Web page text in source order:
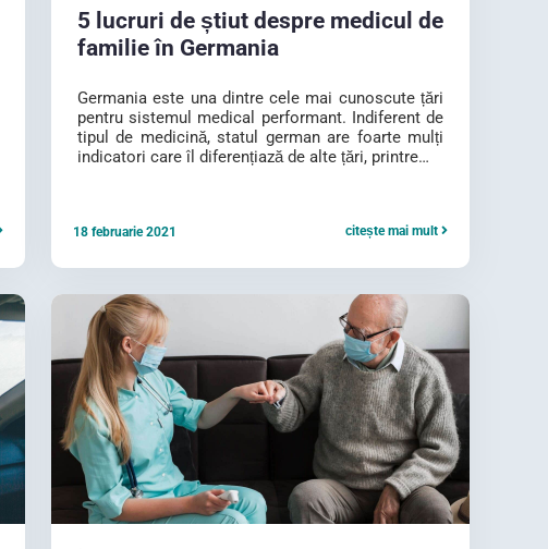
5 lucruri de știut despre medicul de
familie în Germania
Germania este una dintre cele mai cunoscute țări
pentru sistemul medical performant. Indiferent de
tipul de medicină, statul german are foarte mulți
indicatori care îl diferențiază de alte țări, printre…
citește mai mult
18 februarie 2021